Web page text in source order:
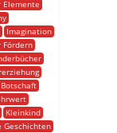
Elemente
Imagination
Fördern
Kleinkind
Geschichten